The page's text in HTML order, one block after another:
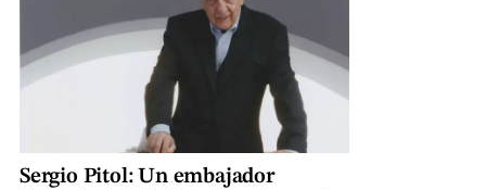
Sergio Pitol: Un embajador